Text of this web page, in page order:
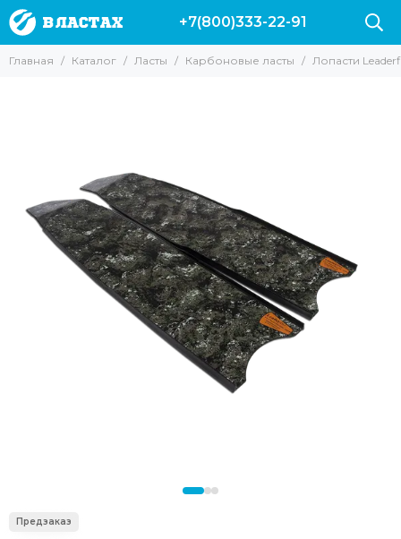
Ласты
Ласты Leaderfins
Калоши Leaderfins Forza
+7(800)333-22-91
Главная Каталог Ласты Карбоновые ласты Лопасти